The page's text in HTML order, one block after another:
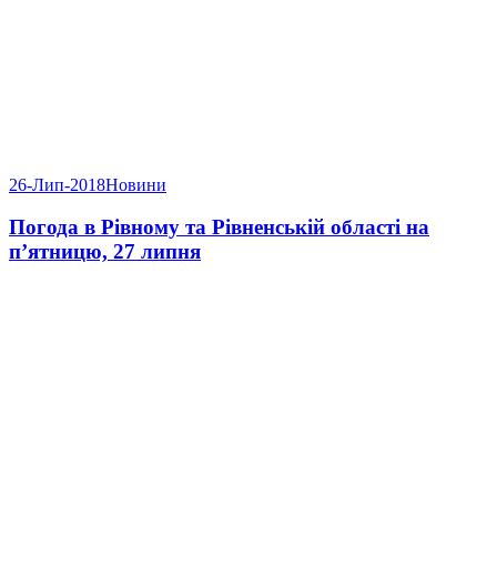
26-Лип-2018Новини
Погода в Рівному та Рівненській області на
п’ятницю, 27 липня